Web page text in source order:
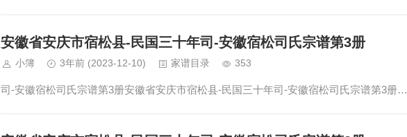
安徽省安庆市宿松县-民国三十年司-安徽宿松司氏宗谱第3册
小簿 3年前 (2023-12-10) 家谱目录 353
司-安徽宿松司氏宗谱第3册安徽省安庆市宿松县-民国三十年司-安徽宿松司氏宗谱第3册…